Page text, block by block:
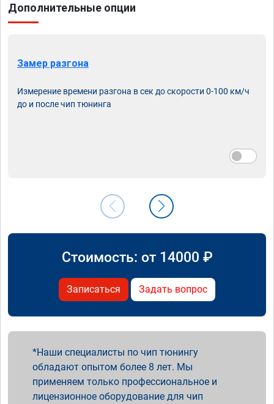
Дополнительные опции
Замер разгона
Измерение времени разгона в сек до скорости 0-100 км/ч
до и после чип тюнинга
Стоимость: от 14000 ₽
Записаться Задать вопрос
Наши специалисты по чип тюнингу
обладают опытом более 8 лет. Мы
применяем только профессиональное и
лицензионное оборудование для чип